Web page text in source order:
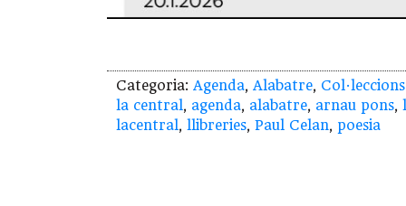
Categoria: Agenda, Alabatre, Col·leccions
la central, agenda, alabatre, arnau pons,
lacentral, llibreries, Paul Celan, poesia